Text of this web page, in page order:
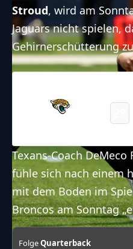
Stroud, wird am
Jaguars nicht spielen,
Gehirnerschütterung
Texans-Coach
fühle sich nach einem
mit dem Boden im
Broncos am Sonntag
FolgeQuarterback